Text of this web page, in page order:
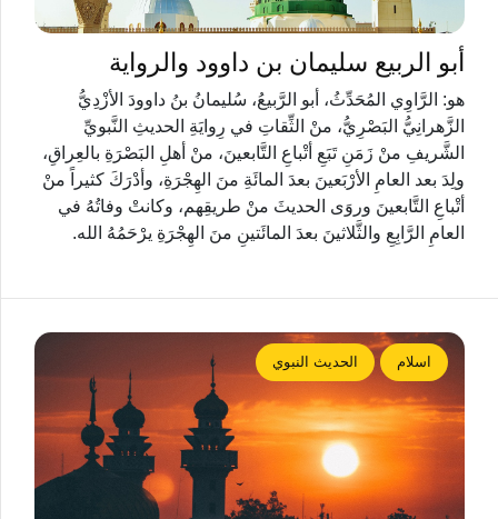
أبو الربيع سليمان بن داوود والرواية
هو: الرَّاوِي المُحَدِّثُ، أبو الرَّبيعُ، سُليمانُ بنُ داوودَ الأزْدِيُّ
الزَّهرانِيُّ البَصْرِيُّ، منْ الثِّقاتِ في رِوايَةِ الحديثِ النَّبويِّ
الشَّريفِ منْ زَمَنِ تَبَعِ أتْباعِ التَّابعينَ، منْ أهلِ البَصْرَةِ بالعِراقِ،
ولِدَ بعد العامِ الأرْبَعينَ بعدَ المائَةِ منَ الهِجْرَةِ، وأدْرَكَ كثيراً منْ
أتْباعِ التَّابعينَ وروَى الحديثَ منْ طريقِهم، وكانتْ وفاتُهُ في
العامِ الرَّابِعِ والثَّلاثينَ بعدَ المائَتينِ منَ الهِجْرَةِ يرْحَمُهُ الله.
اسلام الحديث النبوي